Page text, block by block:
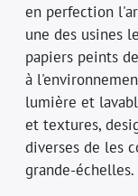
en perfection
une des usines
papiers peints
à
lumière et
et textures,
diverses de les
grande-échelles.